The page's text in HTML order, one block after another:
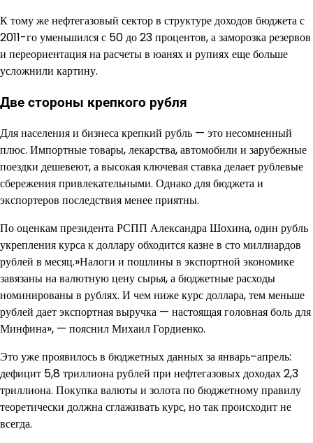
К тому же нефтегазовый сектор в структуре доходов бюджета с
2011-го уменьшился с 50 до 23 процентов, а заморозка резервов
и переориентация на расчеты в юанях и рупиях еще больше
усложнили картину.
Две стороны крепкого рубля
Для населения и бизнеса крепкий рубль — это несомненный
плюс. Импортные товары, лекарства, автомобили и зарубежные
поездки дешевеют, а высокая ключевая ставка делает рублевые
сбережения привлекательными. Однако для бюджета и
экспортеров последствия менее приятны.
По оценкам президента РСПП Александра Шохина, один рубль
укрепления курса к доллару обходится казне в сто миллиардов
рублей в месяц.»Налоги и пошлины в экспортной экономике
завязаны на валютную цену сырья, а бюджетные расходы
номинированы в рублях. И чем ниже курс доллара, тем меньше
рублей дает экспортная выручка — настоящая головная боль для
Минфина», — пояснил Михаил Гордиенко.
Это уже проявилось в бюджетных данных за январь–апрель:
дефицит 5,8 триллиона рублей при нефтегазовых доходах 2,3
триллиона. Покупка валюты и золота по бюджетному правилу
теоретически должна сглаживать курс, но так происходит не
всегда.